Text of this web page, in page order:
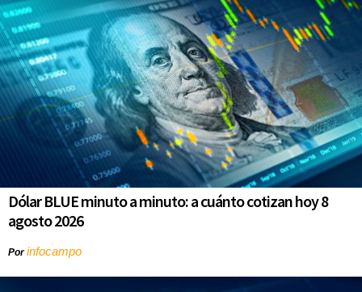
Dólar BLUE minuto a minuto: a cuánto cotizan hoy 8
agosto 2026
Porinfocampo